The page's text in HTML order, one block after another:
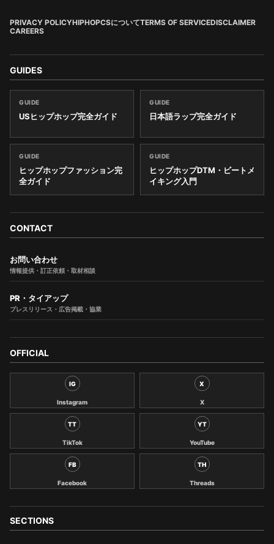
PRIVACY POLICYHIPHOPCSについてTERMS OF SERVICEDISCLAIMER
CAREERS
GUIDES
GUIDE
USヒップホップ完全ガイド
GUIDE
日本語ラップ完全ガイド
GUIDE
ヒップホップファッション完
全ガイド
GUIDE
ヒップホップDTM・ビートメ
イキング入門
CONTACT
お問い合わせ
情報提供・訂正依頼・取材相談
PR・タイアップ
プレスリリース・広告掲載・協業
OFFICIAL
IG
Instagram
X
X
TT
TikTok
YT
YouTube
FB
Facebook
TH
Threads
SECTIONS